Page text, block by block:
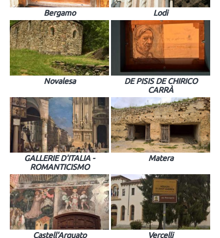
Bergamo Lodi
Novalesa
DE PISIS DE CHIRICO
CARRÀ
GALLERIE D'ITALIA -
ROMANTICISMO
Matera
Castell'Arquato Vercelli